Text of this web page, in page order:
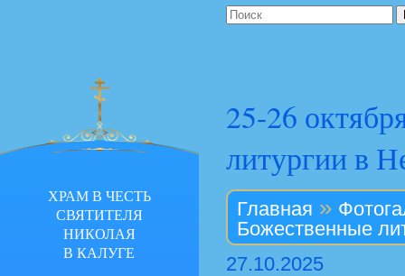
25-26
литургии в
Главная »
Божественные
27.10.2025
ХРАМ В ЧЕСТЬ
СВЯТИТЕЛЯ
НИКОЛАЯ
В КАЛУГЕ